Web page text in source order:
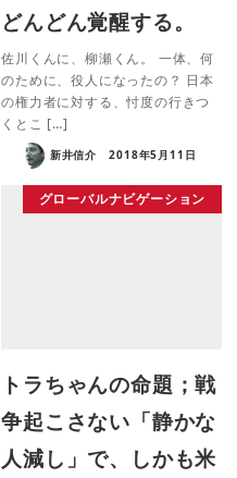
どんどん覚醒する。
佐川くんに、柳瀬くん。 一体、何
のために、役人になったの？ 日本
の権力者に対する、忖度の行きつ
くとこ […]
新井信介 2018年5月11日
グローバルナビゲーション
トラちゃんの命題；戦
争起こさない「静かな
人減し」で、しかも米